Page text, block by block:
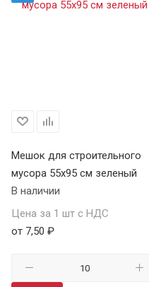
Мешок для строительного
мусора 55х95 см зеленый
В наличии
Цена за 1 шт с НДС
от 7,50 ₽